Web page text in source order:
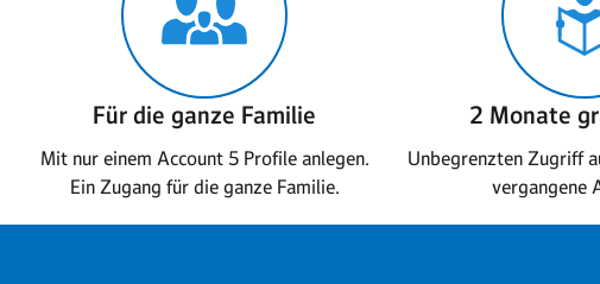
Für die ganze Familie
Mit nur einem Account 5 Profile anlegen.
Ein Zugang für die ganze Familie.
2 Monate
Unbegrenzten Zugriff
vergangene